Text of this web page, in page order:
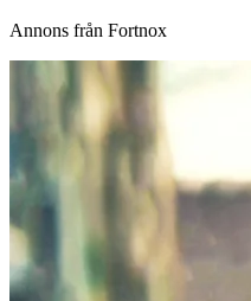
Annons från Fortnox